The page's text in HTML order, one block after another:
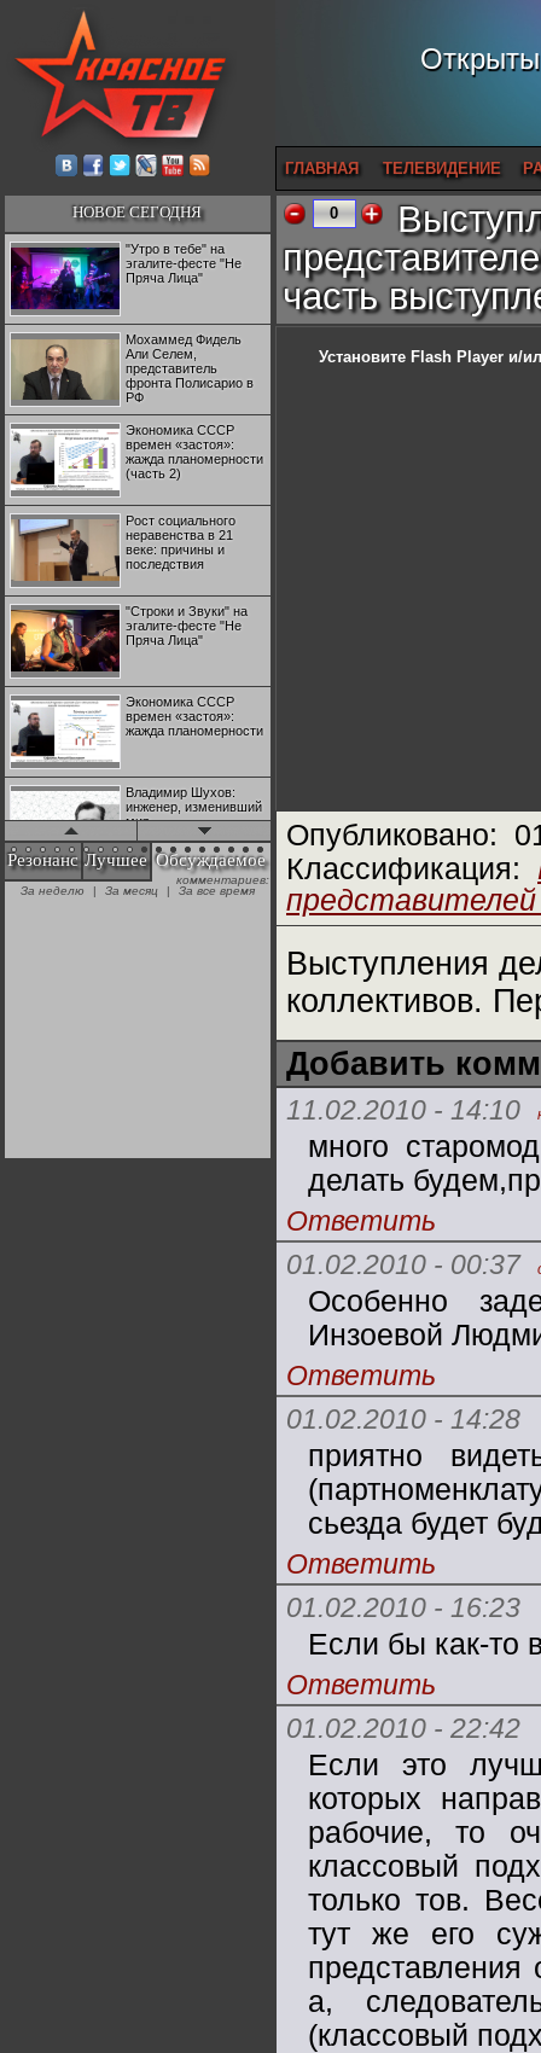
ГЛАВНАЯ ТЕЛЕВИДЕНИЕ
НОВОЕ СЕГОДНЯ
"Утро в тебе" на
эгалите-фесте "Не
Пряча Лица"
Мохаммед Фидель
Али Селем,
представитель
фронта Полисарио в
РФ
Экономика СССР
времен «застоя»:
жажда планомерности
(часть 2)
Рост социального
неравенства в 21
веке: причины и
последствия
"Строки и Звуки" на
эгалите-фесте "Не
Пряча Лица"
Экономика СССР
времен «застоя»:
жажда планомерности
Владимир Шухов:
инженер, изменивший
мир
"Аркадий Коц" на
эгалите-фесте "Не
Резонанс Лучшее Обсуждаемое
комментариев:
За неделю
| За месяц | За все время
0
часть
Установите Flash Player и/
Опубликовано:
Классификация:
Выступления
коллективов.
Добавить
11.02.2010 - 14:10
много
делать
Ответить
01.02.2010 - 00:37
Особенно
Инзоевой
Ответить
01.02.2010 - 14:28
приятно
сьезда будет
Ответить
01.02.2010 - 16:23
Если бы как-то
Ответить
01.02.2010 - 22:42
Если это
которых
рабочие, то
классовый
только тов.
тут же его
а,
(классовый